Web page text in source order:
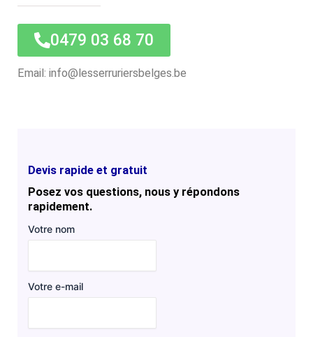
0479 03 68 70
Email: info@lesserruriersbelges.be
Devis rapide et gratuit
Posez vos questions, nous y répondons
rapidement.
Votre nom
Votre e-mail